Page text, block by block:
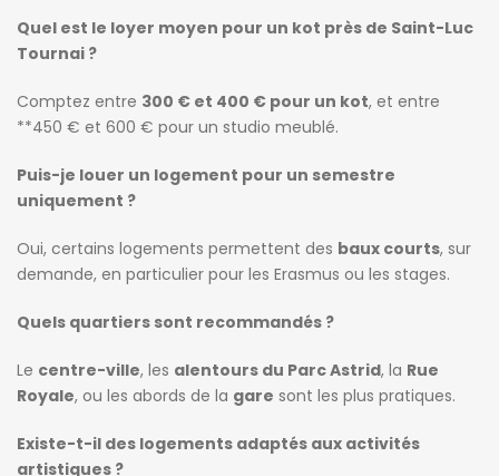
Quel est le loyer moyen pour un kot près de Saint-Luc
Tournai ?
Comptez entre 300 € et 400 € pour un kot, et entre
**450 € et 600 € pour un studio meublé.
Puis-je louer un logement pour un semestre
uniquement ?
Oui, certains logements permettent des baux courts, sur
demande, en particulier pour les Erasmus ou les stages.
Quels quartiers sont recommandés ?
Le centre-ville, les alentours du Parc Astrid, la Rue
Royale, ou les abords de la gare sont les plus pratiques.
Existe-t-il des logements adaptés aux activités
artistiques ?